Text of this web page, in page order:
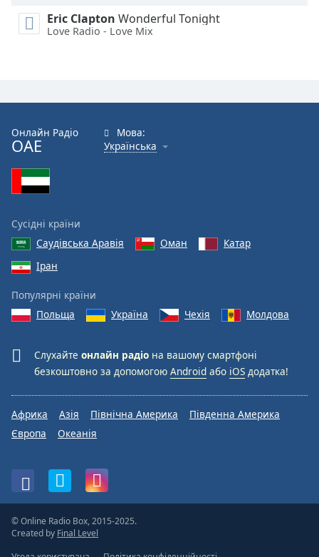
Eric Clapton Wonderful Tonight
Love Radio - Love Mix
Онлайн Радіо
ОАЕ
Мова:
Українська
Сусідні країни
Саудівська Аравія
Оман
Катар
Іран
Популярні країни
Польща
Україна Чехія Молдова
Слухайте онлайн радіо на вашому смартфоні
безкоштовно за допомогою Android або iOS додатка!
Африка Азія Північна Америка
Південна Америка
Європа
Океанія
© Online Radio Box, 2015-2025.
Created by Final Level